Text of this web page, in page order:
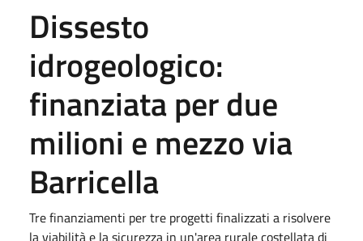
Dissesto
idrogeologico:
finanziata per due
milioni e mezzo via
Barricella
Tre finanziamenti per tre progetti finalizzati a risolvere
la viabilità e la sicurezza in un'area rurale costellata di